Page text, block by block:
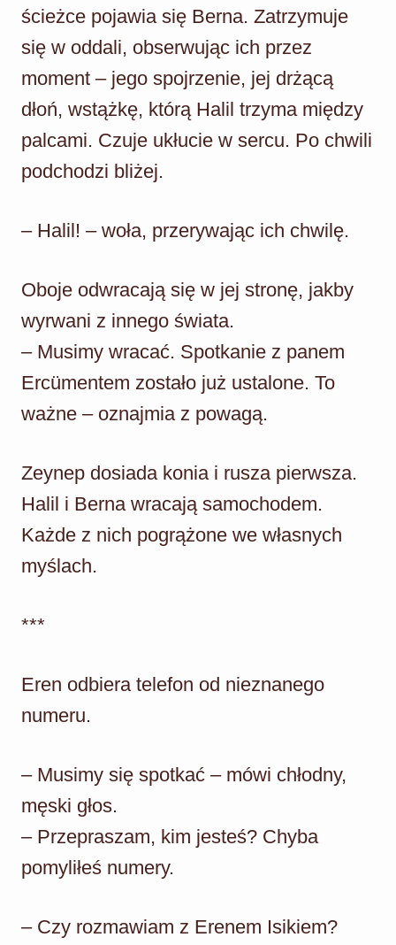
ścieżce pojawia się Berna. Zatrzymuje
się w oddali, obserwując ich przez
moment – jego spojrzenie, jej drżącą
dłoń, wstążkę, którą Halil trzyma między
palcami. Czuje ukłucie w sercu. Po chwili
podchodzi bliżej.
– Halil! – woła, przerywając ich chwilę.
Oboje odwracają się w jej stronę, jakby
wyrwani z innego świata.
– Musimy wracać. Spotkanie z panem
Ercümentem zostało już ustalone. To
ważne – oznajmia z powagą.
Zeynep dosiada konia i rusza pierwsza.
Halil i Berna wracają samochodem.
Każde z nich pogrążone we własnych
myślach.
***
Eren odbiera telefon od nieznanego
numeru.
– Musimy się spotkać – mówi chłodny,
męski głos.
– Przepraszam, kim jesteś? Chyba
pomyliłeś numery.
– Czy rozmawiam z Erenem Isikiem?